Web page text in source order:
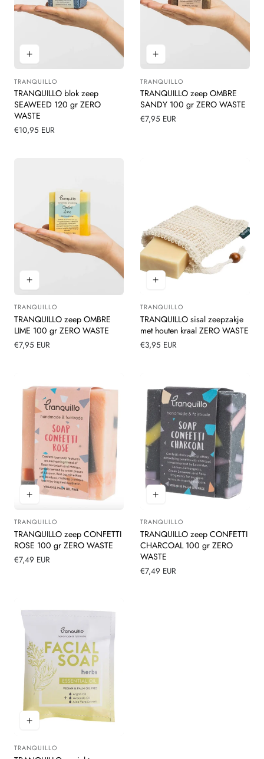
Leverancier:
TRANQUILLO
TRANQUILLO blok zeep
SEAWEED 120 gr ZERO
WASTE
Normale
€10,95 EUR
Leverancier:
TRANQUILLO
TRANQUILLO zeep OMBRE
SANDY 100 gr ZERO WASTE
Normale
€7,95 EUR
Leverancier:
TRANQUILLO
TRANQUILLO zeep OMBRE
LIME 100 gr ZERO WASTE
Normale
€7,95 EUR
Leverancier:
TRANQUILLO
TRANQUILLO sisal zeepzakje
met houten kraal ZERO WASTE
Normale
€3,95 EUR
Leverancier:
TRANQUILLO
TRANQUILLO zeep CONFETTI
ROSE 100 gr ZERO WASTE
Normale
€7,49 EUR
Leverancier:
TRANQUILLO
TRANQUILLO zeep CONFETTI
CHARCOAL 100 gr ZERO
WASTE
Normale
€7,49 EUR
Leverancier:
TRANQUILLO